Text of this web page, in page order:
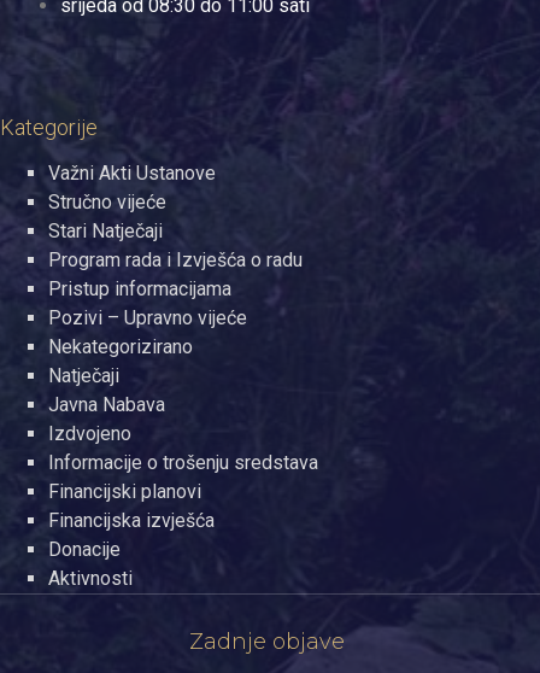
srijeda od 08:30 do 11:00 sati
Kategorije
Važni Akti Ustanove
Stručno vijeće
Stari Natječaji
Program rada i Izvješća o radu
Pristup informacijama
Pozivi – Upravno vijeće
Nekategorizirano
Natječaji
Javna Nabava
Izdvojeno
Informacije o trošenju sredstava
Financijski planovi
Financijska izvješća
Donacije
Aktivnosti
Zadnje objave